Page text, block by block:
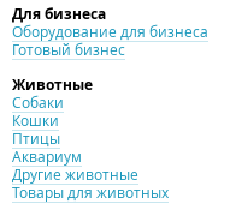
Для бизнеса
Оборудование для бизнеса
Готовый бизнес
Животные
Собаки
Кошки
Птицы
Аквариум
Другие животные
Товары для животных